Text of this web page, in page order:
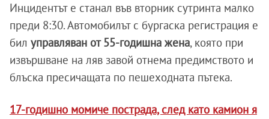
Инцидентът е станал във вторник сутринта малко
преди 8:30. Автомобилът с бургаска регистрация е
бил управляван от 55-годишна жена, която при
извършване на ляв завой отнема предимството и
блъска пресичащата по пешеходната пътека.
17-годишно момиче пострада, след като камион я